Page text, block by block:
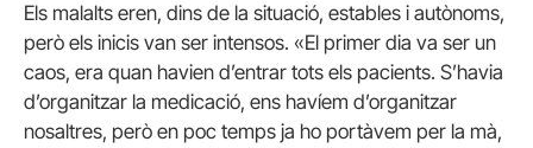
Els malalts eren, dins de la situació, estables i autònoms,
però els inicis van ser intensos. «El primer dia va ser un
caos, era quan havien d’entrar tots els pacients. S’havia
d’organitzar la medicació, ens havíem d’organitzar
nosaltres, però en poc temps ja ho portàvem per la mà,